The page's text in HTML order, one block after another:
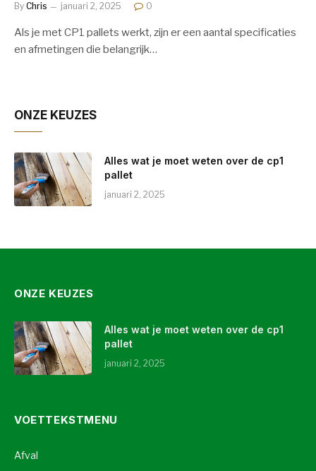
By Chris januari 2, 2025 0
Als je met CP1 pallets werkt, zijn er een aantal specificaties
en afmetingen die belangrijk…
ONZE KEUZES
Alles wat je moet weten over de cp1
pallet
januari 2, 2025
ONZE KEUZES
Alles wat je moet weten over de cp1
pallet
januari 2, 2025
VOETTEKSTMENU
Afval